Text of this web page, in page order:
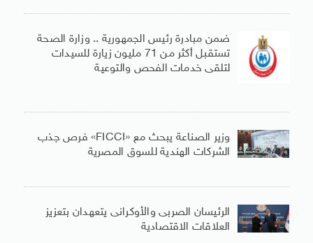
ضمن مبادرة رئيس الجمهورية .. وزارة الصحة
تستقبل أكثر من 71 مليون زيارة للسيدات
لتلقى خدمات الفحص والتوعية
وزير الصناعة يبحث مع «FICCI» فرص جذب
الشركات الهندية للسوق المصرية
الرئيسان الصربى والأوكرانى يتعهدان بتعزيز
العلاقات الاقتصادية